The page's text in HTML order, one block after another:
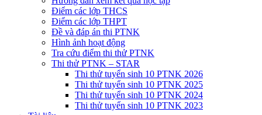
Điểm các lớp THCS
Điểm các lớp THPT
Đề và đáp án thi PTNK
Hình ảnh hoạt động
Tra cứu điểm thi thử PTNK
Thi thử PTNK – STAR
Thi thử tuyển sinh 10 PTNK 2026
Thi thử tuyển sinh 10 PTNK 2025
Thi thử tuyển sinh 10 PTNK 2024
Thi thử tuyển sinh 10 PTNK 2023